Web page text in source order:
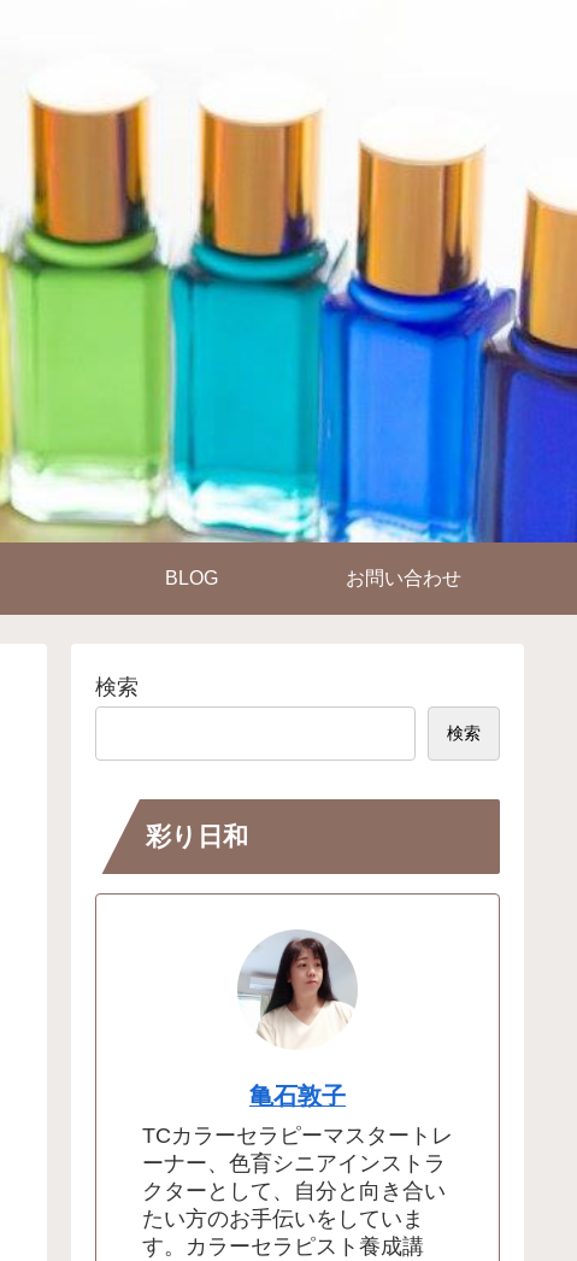
BLOG お問い合わせ
検索
検索
彩り日和
亀石敦子
TCカラーセラピーマスタートレ
ーナー、色育シニアインストラ
クターとして、自分と向き合い
たい方のお手伝いをしていま
す。カラーセラピスト養成講